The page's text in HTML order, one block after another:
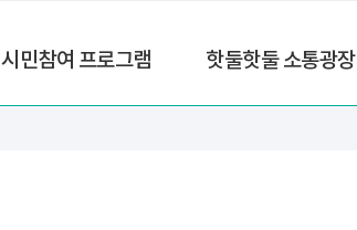
시민참여 프로그램 핫둘핫둘 소통광장